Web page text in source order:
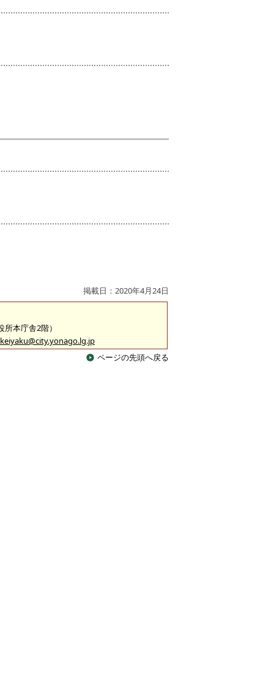
掲載日：2020年4月24日
本庁舎2階）
keiyaku@city.yonago.lg.jp
ページの先頭へ戻る